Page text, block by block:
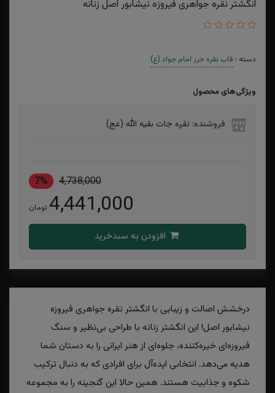
انگشتر نقره جواهری فیروزه نیشابور اصل زنانه
دسته : قاب نقره حرز امام جواد (ع)
ویژگی‌های محصول
فروشنده: نقره جات بقیه الله (عج)
4,738,000
7%
4,441,000 تومان
درخشش اصالت و زیبایی با انگشتر نقره جواهری فیروزه
نیشابور اصل! این انگشتر زنانه با طراحی بی‌نظیر و سنگ
فیروزه‌ای خیره‌کننده، جلوه‌ای از هنر ایرانی را به دستان شما
هدیه می‌دهد. انتخابی ایده‌آل برای افرادی که به دنبال ترکیب
شکوه و جذابیت هستند. همین حالا این گنجینه را به مجموعه